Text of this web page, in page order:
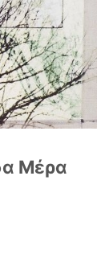
Μέρα